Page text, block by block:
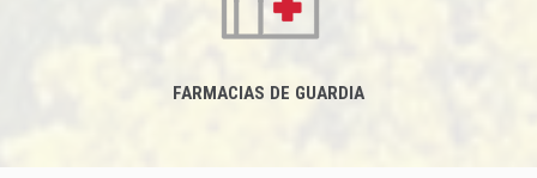
FARMACIAS DE GUARDIA